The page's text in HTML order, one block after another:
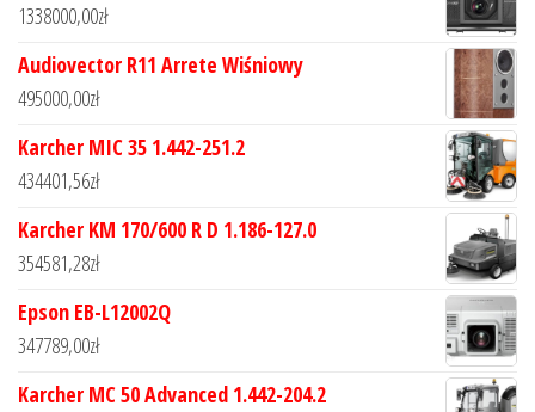
1338000,00zł
Audiovector R11 Arrete Wiśniowy
495000,00zł
Karcher MIC 35 1.442-251.2
434401,56zł
Karcher KM 170/600 R D 1.186-127.0
354581,28zł
Epson EB-L12002Q
347789,00zł
Karcher MC 50 Advanced 1.442-204.2